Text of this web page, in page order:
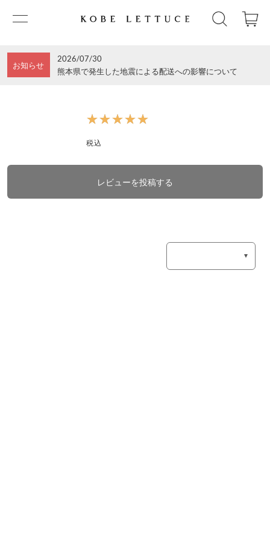
お知らせ
2026/07/30
熊本県で発生した地震による配送への影響について
★★★★★
★★★★★
税込
レビューを投稿する